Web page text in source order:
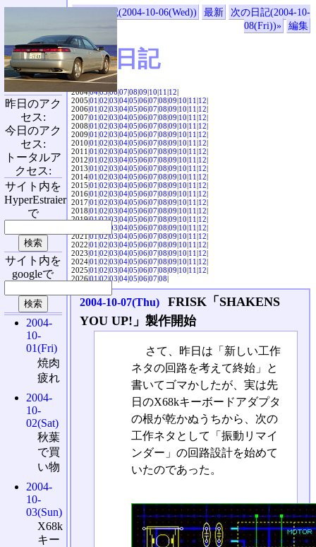
«前の日記(2004-10-06(Wed)) 最新
次の日記(2004-10-
08(Fri))»
編集
SVX日記
2004|04|05|06|07|08|09|10|11|12|
2005|01|02|03|04|05|06|07|08|09|10|11|12|
2006|01|02|03|04|05|06|07|08|09|10|11|12|
2007|01|02|03|04|05|06|07|08|09|10|11|12|
2008|01|02|03|04|05|06|07|08|09|10|11|12|
2009|01|02|03|04|05|06|07|08|09|10|11|12|
2010|01|02|03|04|05|06|07|08|09|10|11|12|
2011|01|02|03|04|05|06|07|08|09|10|11|12|
2012|01|02|03|04|05|06|07|08|09|10|11|12|
2013|01|02|03|04|05|06|07|08|09|10|11|12|
2014|01|02|03|04|05|06|07|08|09|10|11|12|
2015|01|02|03|04|05|06|07|08|09|10|11|12|
2016|01|02|03|04|05|06|07|08|09|10|11|12|
2017|01|02|03|04|05|06|07|08|09|10|11|12|
2018|01|02|03|04|05|06|07|08|09|10|11|12|
2019|01|02|03|04|05|06|07|08|09|10|11|12|
03|04|05|06|07|08|09|10|11|12|
2021|01|02|03|04|05|06|07|08|09|10|11|12|
2022|01|02|03|04|05|06|07|08|09|10|11|12|
2023|01|02|03|04|05|06|07|08|09|10|11|12|
2024|01|02|03|04|05|06|07|08|09|10|11|12|
2025|01|02|03|04|05|06|07|08|09|10|11|12|
2026|01|02|03|04|05|06|07|08|
2004-10-07(Thu)
FRISK「SHAKENS
YOU UP!」製作開始
さて、昨日は「新しい工作
ネタの回路を考えて終始」と
書いてゴマかしたが、実は先
日のX68kキーボードアダプタ
の根が乾かぬうちから、次の
工作ネタとして「振動リマイ
ンダー」の回路設計を始めて
いたのであった。
昨日のアク
セス:
今日のアク
セス:
トータルア
クセス:
サイト内を
HyperEstraier
で
サイト内を
googleで
2004-
10-
01(Fri)
焼肉
疲れ
2004-
10-
02(Sat)
秋葉
で買
い物
2004-
10-
03(Sun)
X68k
キー